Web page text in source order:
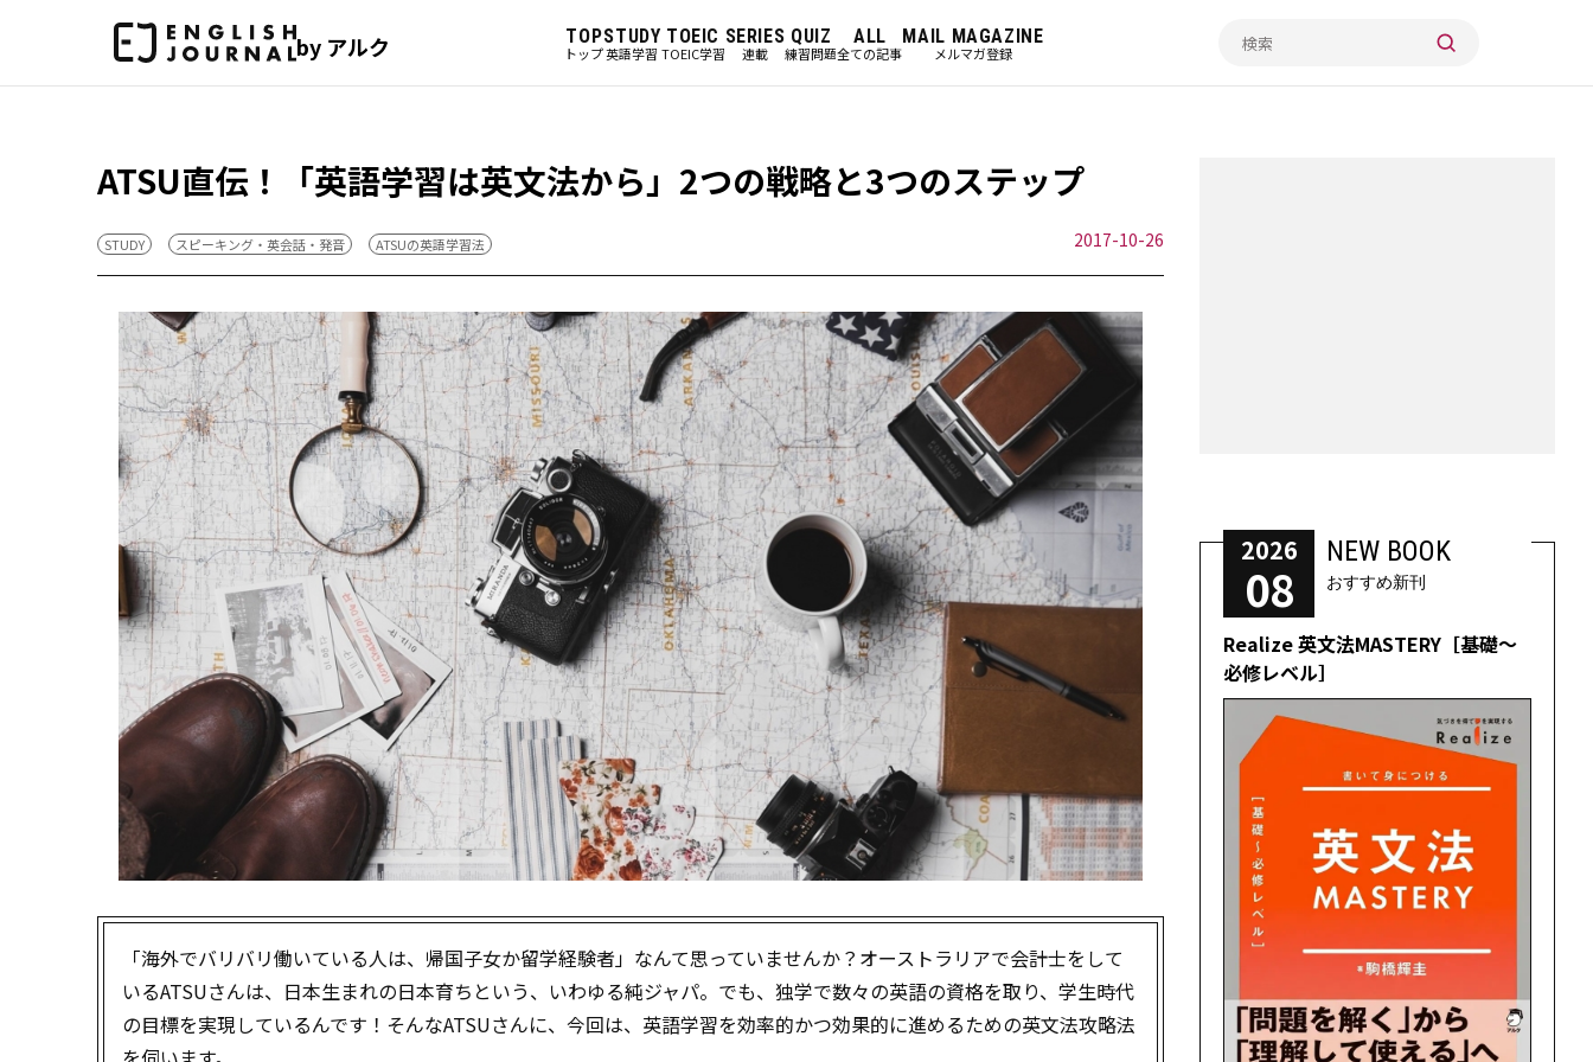
by アルク TOP
トップ
STUDY
英語学習
TOEIC
TOEIC学習
SERIES
連載
QUIZ
練習問題
ALL
全ての記事
MAIL MAGAZINE
メルマガ登録
ATSU直伝！「英語学習は英文法から」2つの戦略と3つのステップ
STUDY スピーキング・英会話・発音 ATSUの英語学習法 2017-10-26
「海外でバリバリ働いている人は、帰国子女か留学経験者」なんて思っていませんか？オーストラリアで会計士をして
いるATSUさんは、日本生まれの日本育ちという、いわゆる純ジャパ。でも、独学で数々の英語の資格を取り、学生時代
の目標を実現しているんです！そんなATSUさんに、今回は、英語学習を効率的かつ効果的に進めるための英文法攻略法
2026
08
NEW BOOK
おすすめ新刊
Realize 英文法MASTERY［基礎～
必修レベル］